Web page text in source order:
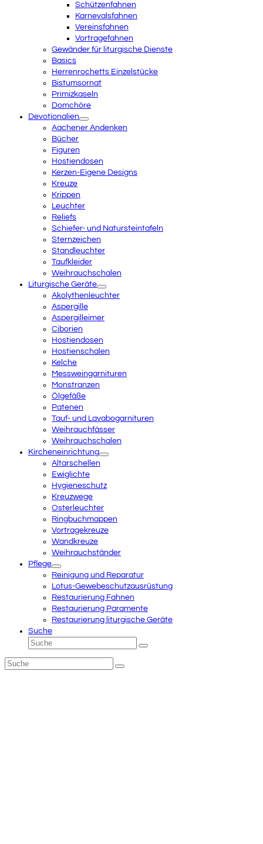
Schützenfahnen
Karnevalsfahnen
Vereinsfahnen
Vortragefahnen
Gewänder für liturgische Dienste
Basics
Herrenrochetts Einzelstücke
Bistumsornat
Primizkaseln
Domchöre
Devotionalien
Aachener Andenken
Bücher
Figuren
Hostiendosen
Kerzen-Eigene Designs
Kreuze
Krippen
Leuchter
Reliefs
Schiefer- und Natursteintafeln
Sternzeichen
Standleuchter
Taufkleider
Weihrauchschalen
Liturgische Geräte
Akolythenleuchter
Aspergille
Aspergilleimer
Ciborien
Hostiendosen
Hostienschalen
Kelche
Messweingarnituren
Monstranzen
Ölgefäße
Patenen
Tauf- und Lavabogarnituren
Weihrauchfässer
Weihrauchschalen
Kircheneinrichtung
Altarschellen
Ewiglichte
Hygieneschutz
Kreuzwege
Osterleuchter
Ringbuchmappen
Vortragekreuze
Wandkreuze
Weihrauchständer
Pflege
Reinigung und Reparatur
Lotus-Gewebeschutzausrüstung
Restaurierung Fahnen
Restaurierung Paramente
Restaurierung liturgische Geräte
Suche
Suche
Senden
Suche
Senden